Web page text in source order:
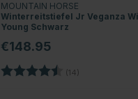
MOUNTAIN HORSE
Winterreitstiefel Jr Veganza
Young Schwarz
€148.95
Bewertung: (14)